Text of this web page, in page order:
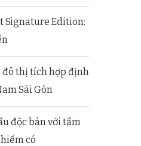
Signature Edition:
đô thị tích hợp định
Sài Gòn
độc bản với tầm
có